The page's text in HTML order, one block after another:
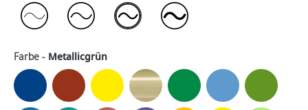
Farbe - Metallicgrün